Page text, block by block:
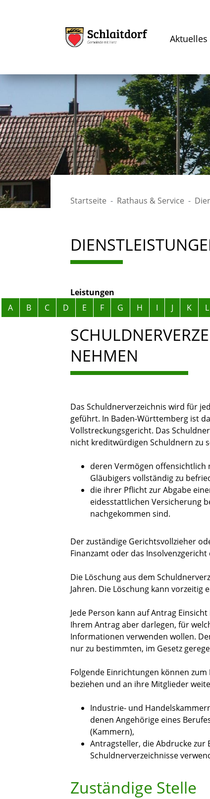
Aktuelles
Startseite Rathaus & Service
Leistungen
Alphabetisches Register überspringen
A B C D E F G H I J K L
NEHMEN
Das Schuldnerverzeichnis wird für
geführt. In Baden-Württemberg ist
Vollstreckungsgericht. Das
nicht kreditwürdigen Schuldnern zu
deren Vermögen offensichtlich
Gläubigers vollständig zu
die ihrer Pflicht zur Abgabe
eidesstattlichen Versicherung
nachgekommen sind.
Der zuständige Gerichtsvollzieher
Finanzamt oder das
Die Löschung aus dem
Jahren. Die Löschung kann vorzeitig
Jede Person kann auf Antrag
Ihrem Antrag aber darlegen, für
Informationen verwenden wollen.
nur zu bestimmten, im Gesetz
Folgende Einrichtungen können zum
beziehen und an ihre Mitglieder
Industrie- und
denen Angehörige eines
(Kammern),
Antragsteller, die Abdrucke
Schuldnerverzeichnisse
Zuständige Stelle